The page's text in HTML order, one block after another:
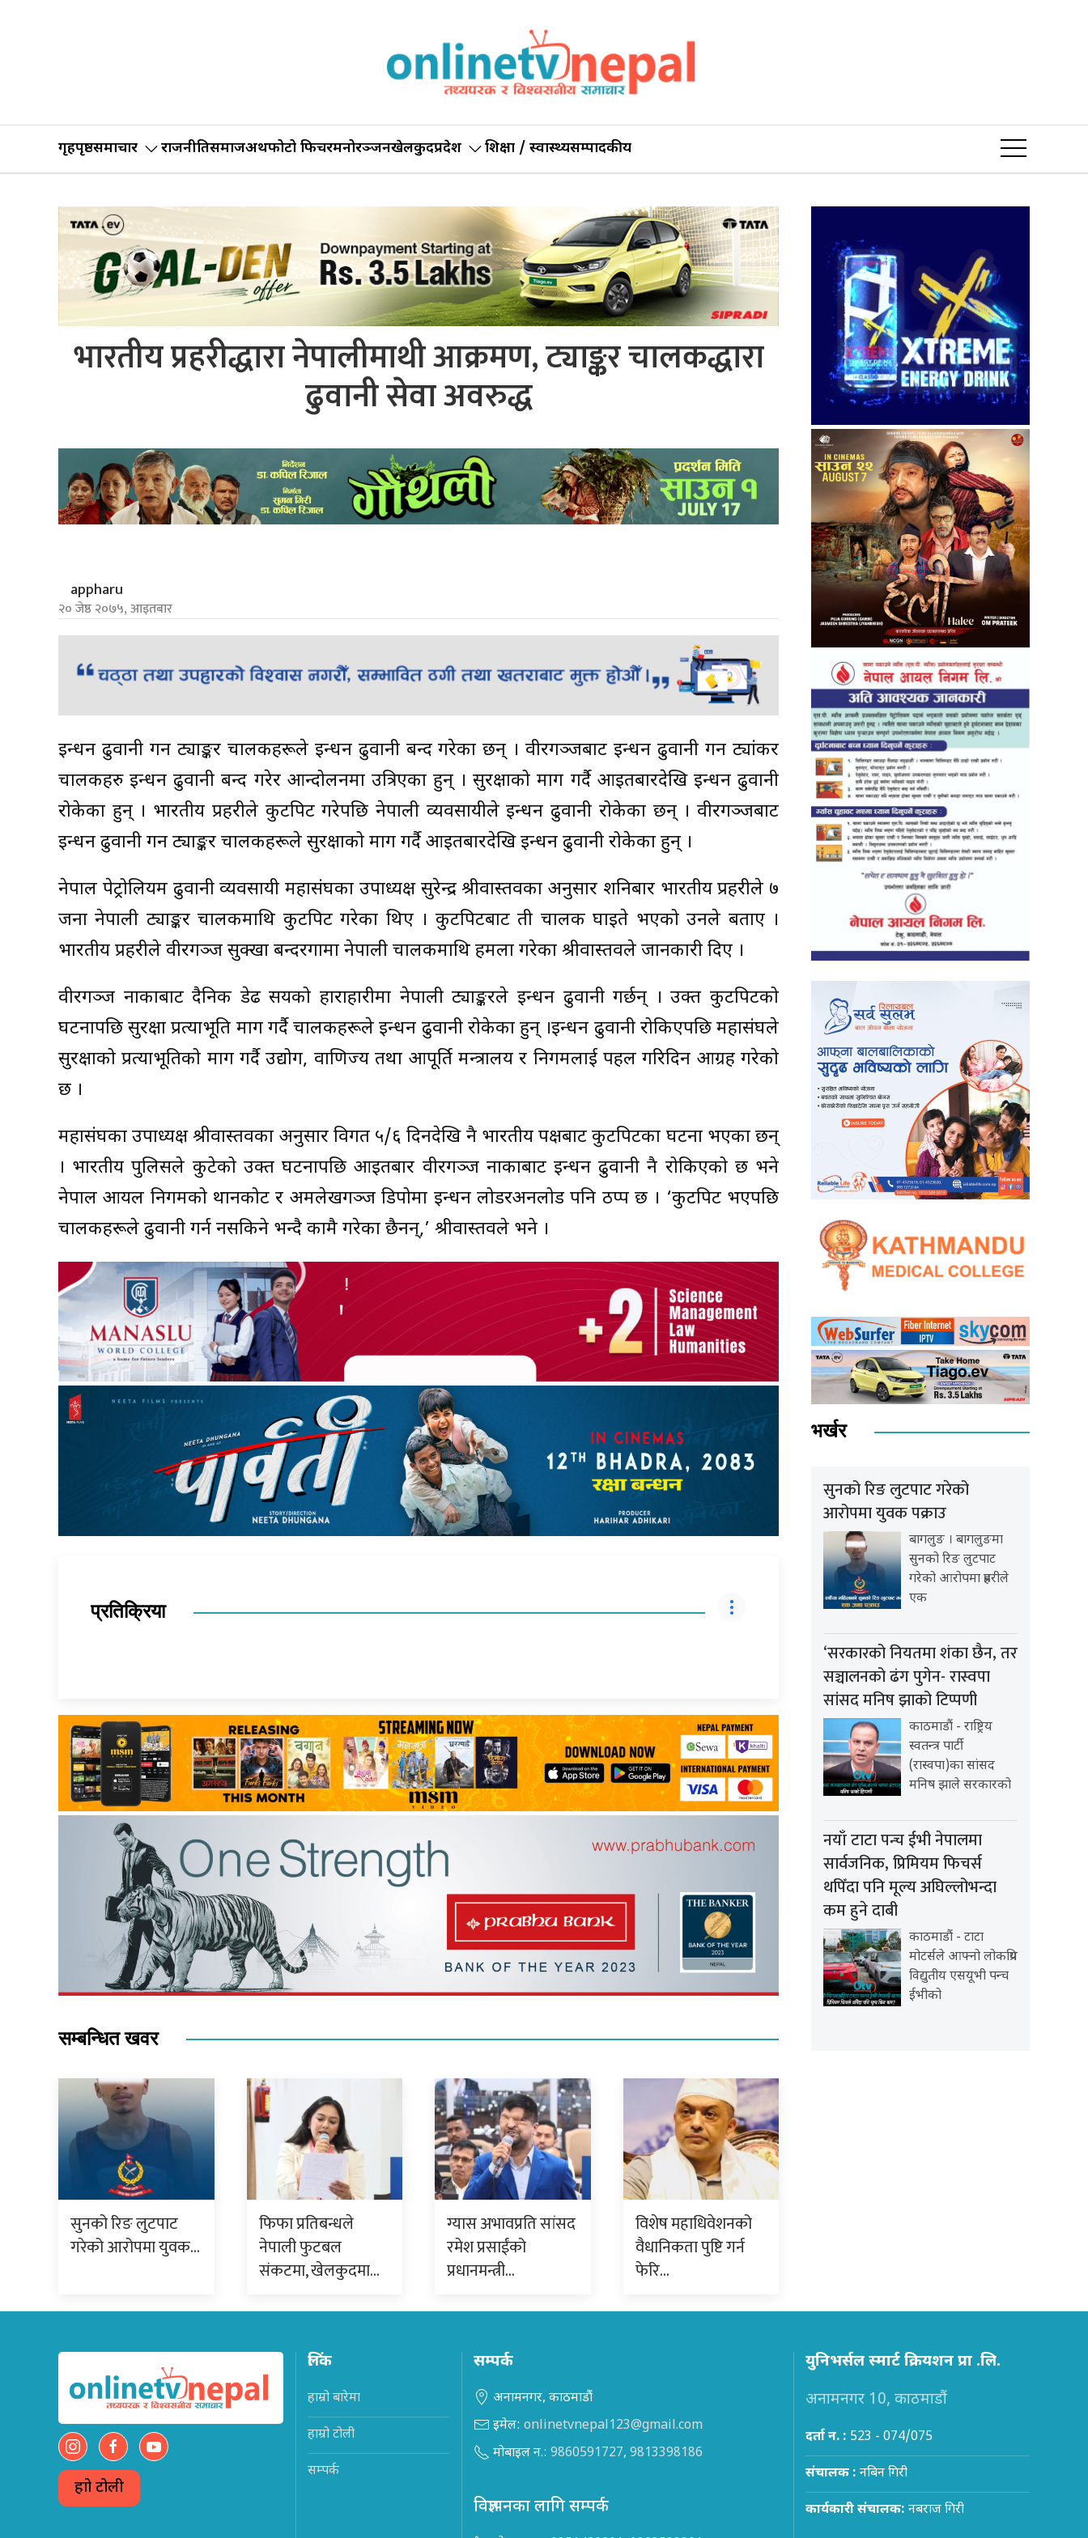
गृहपृष्ठसमाचार राजनीतिसमाजअर्थफोटो फिचरमनोरञ्जनखेलकुदप्रदेश शिक्षा / स्वास्थ्यसम्पादकीय
भारतीय प्रहरीद्धारा नेपालीमाथी आक्रमण, ट्याङ्कर चालकद्धारा
ढुवानी सेवा अवरुद्ध
appharu
२० जेष्ठ २०७५, आइतबार
इन्धन ढुवानी गर्ने ट्याङ्कर चालकहरूले इन्धन ढुवानी बन्द गरेका छन् । वीरगञ्जबाट इन्धन ढुवानी गर्ने ट्यांकर
चालकहरु इन्धन ढुवानी बन्द गरेर आन्दोलनमा उत्रिएका हुन् । सुरक्षाको माग गर्दै आइतबारदेखि इन्धन ढुवानी
रोकेका हुन् । भारतीय प्रहरीले कुटपिट गरेपछि नेपाली व्यवसायीले इन्धन ढुवानी रोकेका छन् । वीरगञ्जबाट
इन्धन ढुवानी गर्ने ट्याङ्कर चालकहरूले सुरक्षाको माग गर्दै आइतबारदेखि इन्धन ढुवानी रोकेका हुन् ।
नेपाल पेट्रोलियम ढुवानी व्यवसायी महासंघका उपाध्यक्ष सुरेन्द्र श्रीवास्तवका अनुसार शनिबार भारतीय प्रहरीले ७
जना नेपाली ट्याङ्कर चालकमाथि कुटपिट गरेका थिए । कुटपिटबाट ती चालक घाइते भएको उनले बताए ।
भारतीय प्रहरीले वीरगञ्ज सुक्खा बन्दरगामा नेपाली चालकमाथि हमला गरेका श्रीवास्तवले जानकारी दिए ।
वीरगञ्ज नाकाबाट दैनिक डेढ सयको हाराहारीमा नेपाली ट्याङ्करले इन्धन ढुवानी गर्छन् । उक्त कुटपिटको
घटनापछि सुरक्षा प्रत्याभूति माग गर्दै चालकहरूले इन्धन ढुवानी रोकेका हुन् ।इन्धन ढुवानी रोकिएपछि महासंघले
सुरक्षाको प्रत्याभूतिको माग गर्दै उद्योग, वाणिज्य तथा आपूर्ति मन्त्रालय र निगमलाई पहल गरिदिन आग्रह गरेको
छ ।
महासंघका उपाध्यक्ष श्रीवास्तवका अनुसार विगत ५/६ दिनदेखि नै भारतीय पक्षबाट कुटपिटका घटना भएका छन्
। भारतीय पुलिसले कुटेको उक्त घटनापछि आइतबार वीरगञ्ज नाकाबाट इन्धन ढुवानी नै रोकिएको छ भने
नेपाल आयल निगमको थानकोट र अमलेखगञ्ज डिपोमा इन्धन लोडरअनलोड पनि ठप्प छ । ‘कुटपिट भएपछि
चालकहरूले ढुवानी गर्न नसकिने भन्दै कामै गरेका छैनन्,’ श्रीवास्तवले भने ।
प्रतिक्रिया
सम्बन्धित खवर
सुनको रिङ लुटपाट
गरेको आरोपमा युवक…
फिफा प्रतिबन्धले
नेपाली फुटबल
संकटमा, खेलकुदमा…
ग्यास अभावप्रति सांसद
रमेश प्रसाईंको
प्रधानमन्त्री…
विशेष महाधिवेशनको
वैधानिकता पुष्टि गर्न
फेरि…
भर्खर
सुनको रिङ लुटपाट गरेको
आरोपमा युवक पक्राउ
बागलुङ । बागलुङमा
सुनको रिङ लुटपाट
गरेको आरोपमा प्रहरीले
एक
‘सरकारको नियतमा शंका छैन, तर
सञ्चालनको ढंग पुगेन- रास्वपा
सांसद मनिष झाको टिप्पणी
काठमाडौं - राष्ट्रिय
स्वतन्त्र पार्टी
(रास्वपा)का सांसद
मनिष झाले सरकारको
नयाँ टाटा पन्च ईभी नेपालमा
सार्वजनिक, प्रिमियम फिचर्स
थपिँदा पनि मूल्य अघिल्लोभन्दा
कम हुने दाबी
काठमाडौं - टाटा
मोटर्सले आफ्नो लोकप्रिय
विद्युतीय एसयूभी पन्च
ईभीको
हाम्रो टोली
लिंक
हाम्रो बारेमा
हाम्रो टोली
सम्पर्क
सम्पर्क
अनामनगर, काठमाडौं
इमेल: onlinetvnepal123@gmail.com
मोबाइल न.: 9860591727, 9813398186
विज्ञापनका लागि सम्पर्क
युनिभर्सल स्मार्ट क्रियशन प्रा .लि.
अनामनगर 10, काठमाडौं
दर्ता न. : 523 - 074/075
संचालक : नबिन गिरी
कार्यकारी संचालक: नबराज गिरी